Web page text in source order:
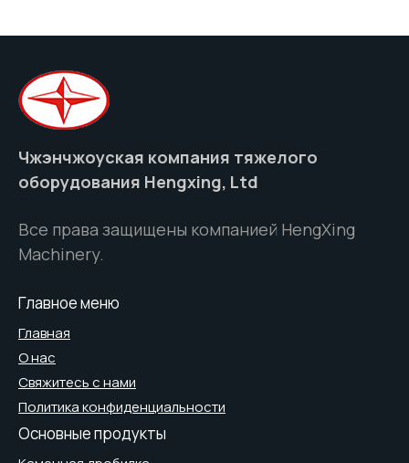
Чжэнчжоуская компания тяжелого
оборудования Hengxing, Ltd
Все права защищены компанией HengXing
Machinery.
Главное меню
Главная
О нас
Свяжитесь с нами
Политика конфиденциальности
Основные продукты